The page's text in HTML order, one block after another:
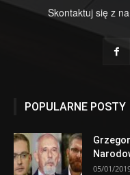
Skontaktuj się z
POPULARNE POSTY
05/01/